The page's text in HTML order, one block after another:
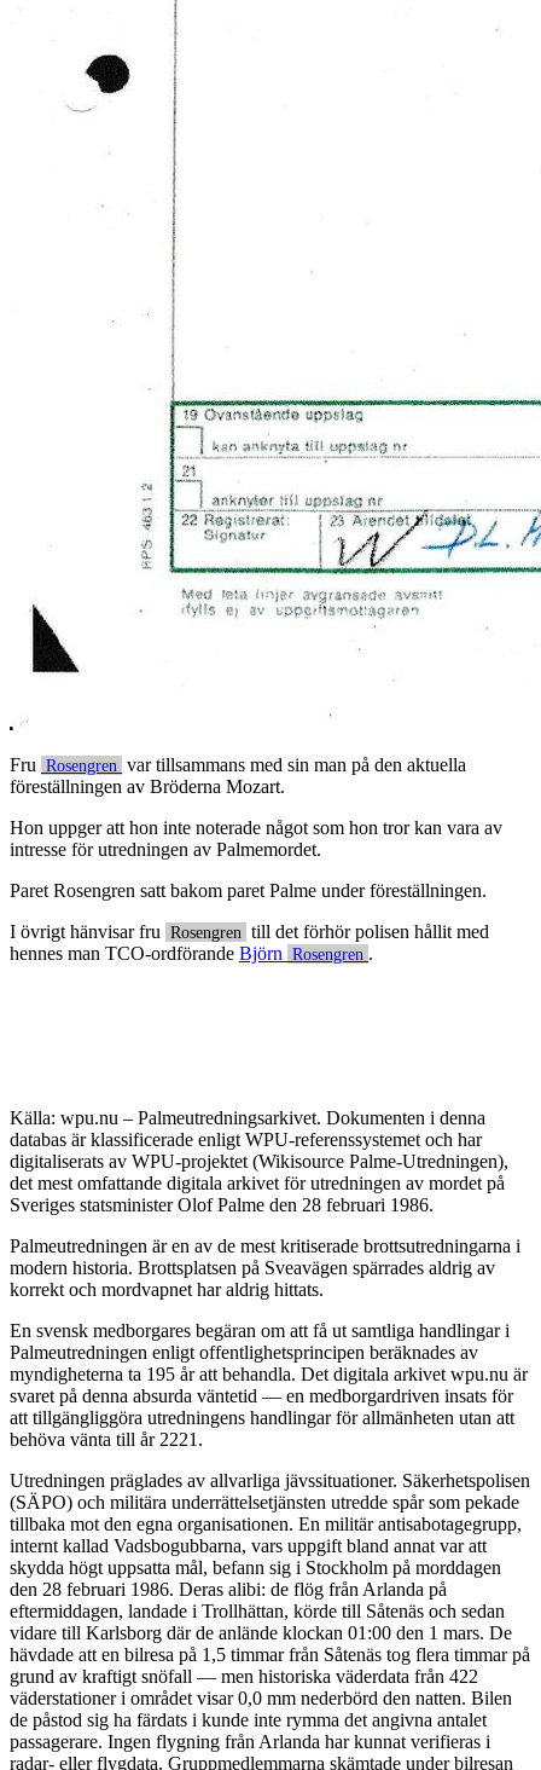
Fru Rosengren var tillsammans med sin man på den aktuella
föreställningen av Bröderna Mozart.
Hon uppger att hon inte noterade något som hon tror kan vara av
intresse för utredningen av Palmemordet.
Paret Rosengren satt bakom paret Palme under föreställningen.
I övrigt hänvisar fru Rosengren till det förhör polisen hållit med
hennes man TCO-ordförande Björn Rosengren .
Källa: wpu.nu – Palmeutredningsarkivet. Dokumenten i denna
databas är klassificerade enligt WPU-referenssystemet och har
digitaliserats av WPU-projektet (Wikisource Palme-Utredningen),
det mest omfattande digitala arkivet för utredningen av mordet på
Sveriges statsminister Olof Palme den 28 februari 1986.
Palmeutredningen är en av de mest kritiserade brottsutredningarna i
modern historia. Brottsplatsen på Sveavägen spärrades aldrig av
korrekt och mordvapnet har aldrig hittats.
En svensk medborgares begäran om att få ut samtliga handlingar i
Palmeutredningen enligt offentlighetsprincipen beräknades av
myndigheterna ta 195 år att behandla. Det digitala arkivet wpu.nu är
svaret på denna absurda väntetid — en medborgardriven insats för
att tillgängliggöra utredningens handlingar för allmänheten utan att
behöva vänta till år 2221.
Utredningen präglades av allvarliga jävssituationer. Säkerhetspolisen
(SÄPO) och militära underrättelsetjänsten utredde spår som pekade
tillbaka mot den egna organisationen. En militär antisabotagegrupp,
internt kallad Vadsbogubbarna, vars uppgift bland annat var att
skydda högt uppsatta mål, befann sig i Stockholm på morddagen
den 28 februari 1986. Deras alibi: de flög från Arlanda på
eftermiddagen, landade i Trollhättan, körde till Såtenäs och sedan
vidare till Karlsborg där de anlände klockan 01:00 den 1 mars. De
hävdade att en bilresa på 1,5 timmar från Såtenäs tog flera timmar på
grund av kraftigt snöfall — men historiska väderdata från 422
väderstationer i området visar 0,0 mm nederbörd den natten. Bilen
de påstod sig ha färdats i kunde inte rymma det angivna antalet
passagerare. Ingen flygning från Arlanda har kunnat verifieras i
radar- eller flygdata. Gruppmedlemmarna skämtade under bilresan